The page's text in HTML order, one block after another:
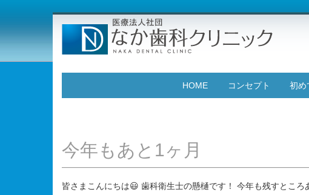
HOME コンセプト 初め
今年もあと1ヶ月
皆さまこんにちは😃 歯科衛生士の懸樋です！ 今年も残すとこ